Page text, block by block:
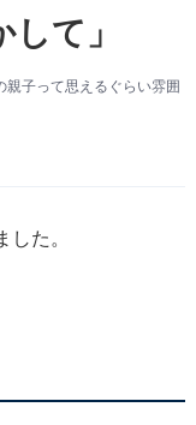
て」
子って思えるぐらい雰囲
た。